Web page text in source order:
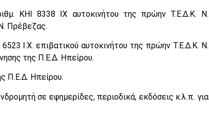
ΚΗΙ 8338 ΙΧ αυτοκινήτου της πρώην Τ.Ε.Δ.Κ. Ν.
Πρέβεζας.
Ι.Χ. επιβατικού αυτοκινήτου της πρώην Τ.Ε.Δ.Κ. Ν.
της Π.Ε.Δ. Ηπείρου.
Π.Ε.Δ. Ηπείρου.
σε εφημερίδες, περιοδικά, εκδόσεις κ.λ.π. για